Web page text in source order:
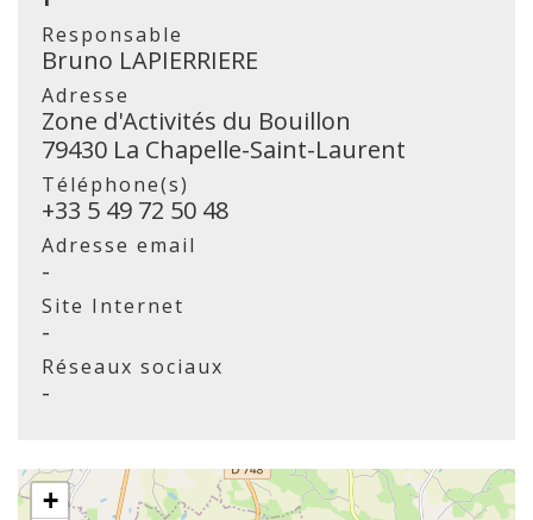
Responsable
Bruno LAPIERRIERE
Adresse
Zone d'Activités du Bouillon
79430 La Chapelle-Saint-Laurent
Téléphone(s)
+33 5 49 72 50 48
Adresse email
-
Site Internet
-
Réseaux sociaux
-
+